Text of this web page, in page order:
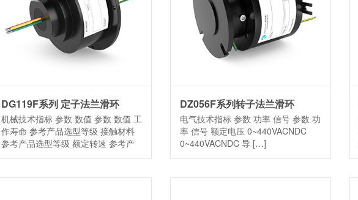
DG119F系列 定子法兰滑环
机械技术指标 参数 数值 参数 数值 工
作寿命 参考产品选型等级 接触材料
参考产品选型等级 额定转速 参考产
[…]
DZ056F系列转子法兰滑环
电气技术指标 参数 功率 信号 参数 功
率 信号 额定电压 0~440VACNDC
0~440VACNDC 导 […]